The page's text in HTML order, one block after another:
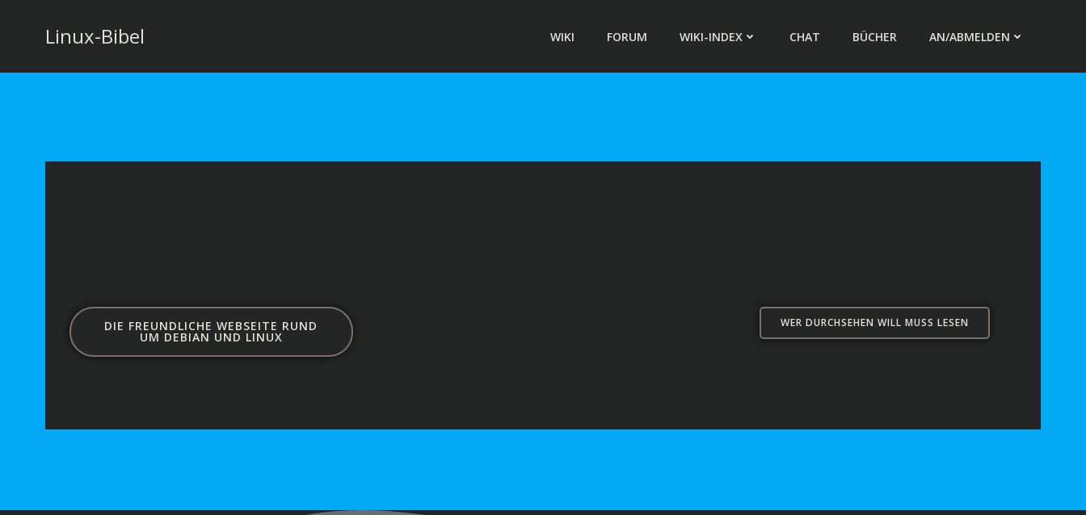
springenLinux-Bibel WIKI FORUM WIKI-INDEX CHAT BÜCHER AN/ABMELDEN
DIE FREUNDLICHE WEBSEITE RUND
UM DEBIAN UND LINUX
WER DURCHSEHEN WILL MUSS LESEN